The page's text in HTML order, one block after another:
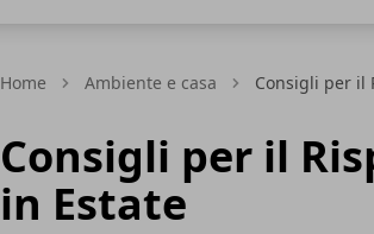
Home Ambiente e casa Consigli per il
Consigli per il
in Estate